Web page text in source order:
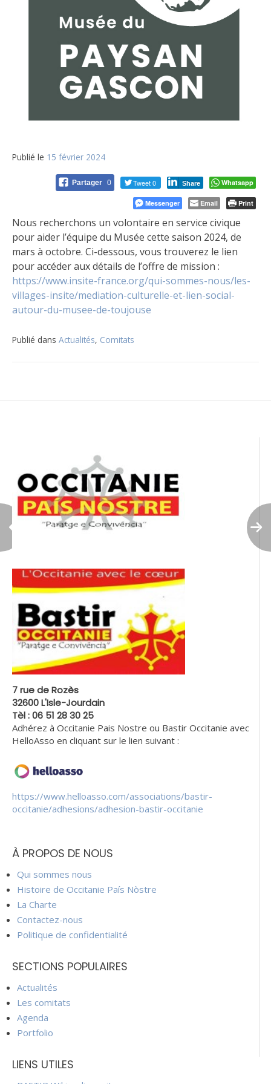
Publié le 15 février 2024
Partager 0 Tweet 0 Share Whatsapp
Messenger Email Print
Nous recherchons un volontaire en service civique
pour aider l’équipe du Musée cette saison 2024, de
mars à octobre. Ci-dessous, vous trouverez le lien
pour accéder aux détails de l’offre de mission :
https://www.insite-france.org/qui-sommes-nous/les-
villages-insite/mediation-culturelle-et-lien-social-
autour-du-musee-de-toujouse
Publié dans Actualités, Comitats
7 rue de Rozès
32600 L'Isle-Jourdain
Tèl : 06 51 28 30 25
Adhérez à Occitanie Pais Nostre ou Bastir Occitanie avec
HelloAsso en cliquant sur le lien suivant :
https://www.helloasso.com/associations/bastir-
occitanie/adhesions/adhesion-bastir-occitanie
À PROPOS DE NOUS
Qui sommes nous
Histoire de Occitanie País Nòstre
La Charte
Contactez-nous
Politique de confidentialité
SECTIONS POPULAIRES
Actualités
Les comitats
Agenda
Portfolio
LIENS UTILES